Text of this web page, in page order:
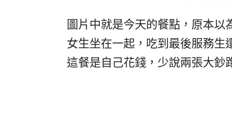
圖片中就是今天的餐點，原本以
女生坐在一起，吃到最後服務生
這餐是自己花錢，少說兩張大鈔